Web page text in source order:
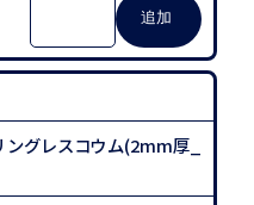
グレスコウム(2mm厚_